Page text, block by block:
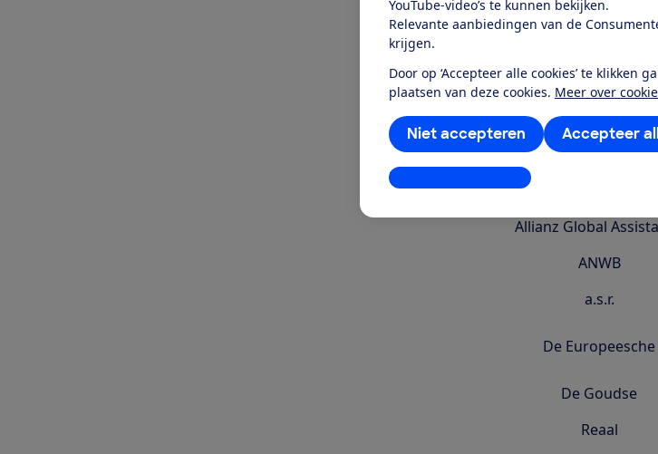
YouTube-video’s te kunnen bekijken.
Relevante aanbiedingen van de
krijgen.
Door op ‘Accepteer alle cookies’ te klikken
plaatsen van deze cookies. Meer over
Accepteer
Niet accepteren
Instellingen aanpassen
Achmea, FBTO, Interpolis)
Allianz Global
ANWB
a.s.r.
De Europeesche
De Goudse
Reaal